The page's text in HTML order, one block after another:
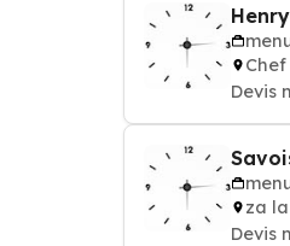
Chef
Devis
za
Devis